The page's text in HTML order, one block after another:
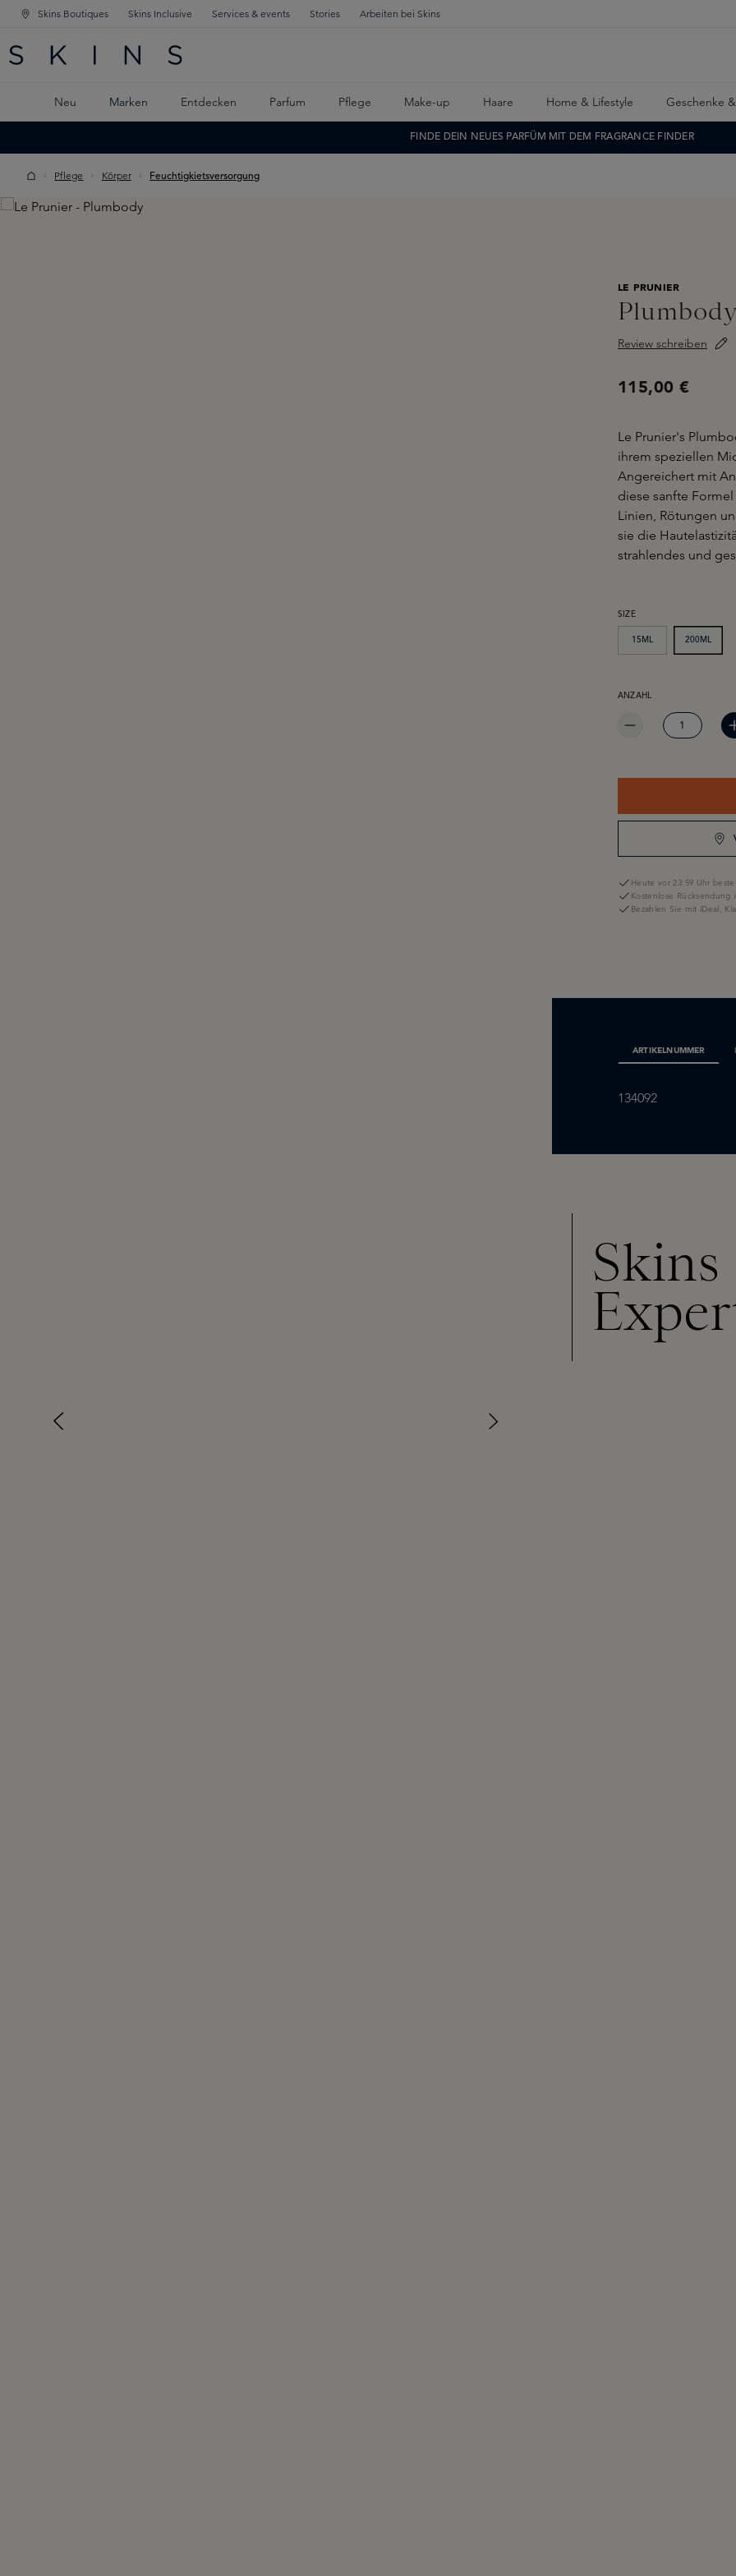
SPRINGEN
SPRINGEN
Skins Boutiques Skins Inclusive Services & events Stories Arbeiten bei Skins
Neu Marken Entdecken Parfum Pflege Make-up Haare Home & Lifestyle Geschenke
FINDE DEIN NEUES PARFÜM MIT DEM FRAGRANCE FINDER
Pflege Körper Feuchtigkietsversorgung
Skip image gallery
LE PRUNIER
Review schreiben
115,00 €
Le Prunier's
ihrem speziellen
Angereichert mit
diese sanfte
Linien, Rötungen
sie die
strahlendes und
SIZEAUSWÄHLEN
15ML 200ML
PRODUKT ANZAHL: GIB
ANZAHL
Heute vor 23:59 Uhr
Kostenlose Rücksendung
Bezahlen Sie mit iDeal,
ARTIKELNUMMER
134092
Skins